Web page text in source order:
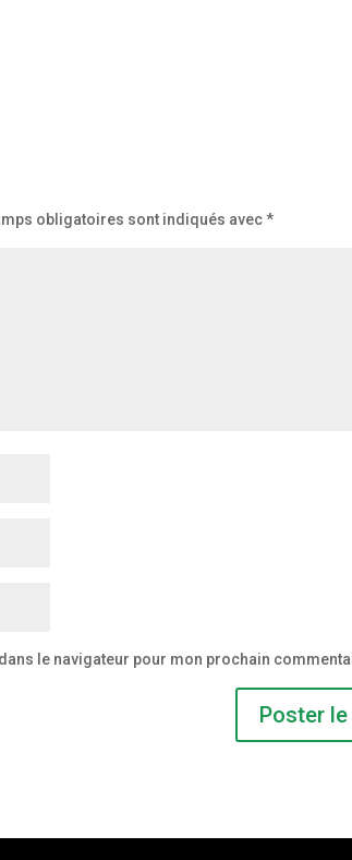
obligatoires sont indiqués avec*
le navigateur pour mon prochain